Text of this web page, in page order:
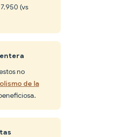
(vs
no
de la